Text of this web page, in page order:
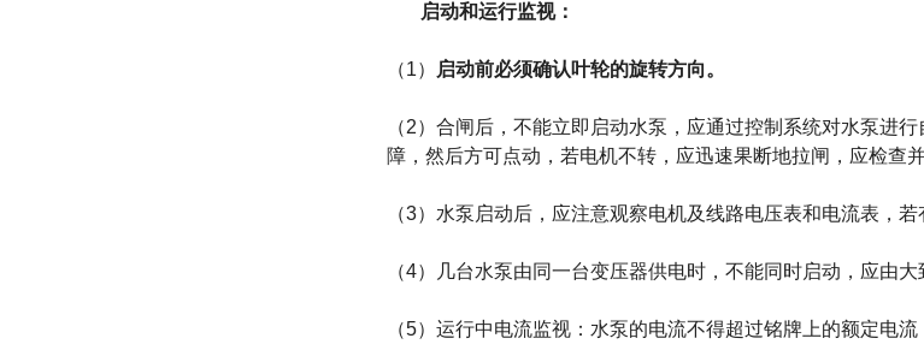
启动和运行监视：
（1） 启动前必须确认叶轮的旋转方向。
（2）合闸后，不能立即启动水泵，应通过控制系统对水泵进
障，然后方可点动，若电机不转，应迅速果断地拉闸，应检查
（3）水泵启动后，应注意观察电机及线路电压表和电流表，
（4）几台水泵由同一台变压器供电时，不能同时启动，应由
（5）运行中电流监视：水泵的电流不得超过铭牌上的额定电